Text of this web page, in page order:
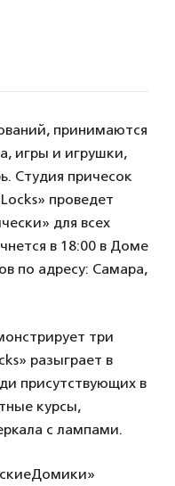
принимаются
игры и игрушки,
Студия причесок
проведет
для всех
в 18:00 в Доме
по адресу: Самара,
три
разыграет в
присутствующих в
курсы,
с лампами.